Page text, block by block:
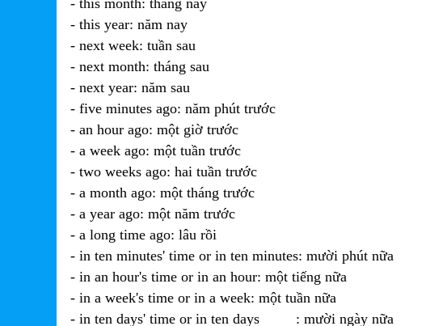
- this month: tháng này
- this year: năm nay
- next week: tuần sau
- next month: tháng sau
- next year: năm sau
- five minutes ago: năm phút trước
- an hour ago: một giờ trước
- a week ago: một tuần trước
- two weeks ago: hai tuần trước
- a month ago: một tháng trước
- a year ago: một năm trước
- a long time ago: lâu rồi
- in ten minutes' time or in ten minutes: mười phút nữa
- in an hour's time or in an hour: một tiếng nữa
- in a week's time or in a week: một tuần nữa
- in ten days' time or in ten days : mười ngày nữa